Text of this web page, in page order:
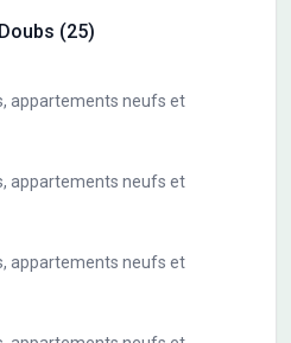
(25)
appartements neufs et
appartements neufs et
appartements neufs et